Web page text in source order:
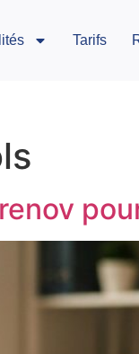
Tarifs